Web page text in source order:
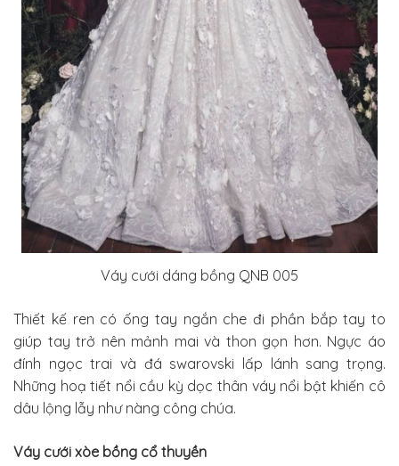
Váy cưới dáng bồng QNB 005
Thiết kế ren có ống tay ngắn che đi phần bắp tay to
giúp tay trở nên mảnh mai và thon gọn hơn. Ngực áo
đính ngọc trai và đá swarovski lấp lánh sang trọng.
Những hoạ tiết nổi cầu kỳ dọc thân váy nổi bật khiến cô
dâu lộng lẫy như nàng công chúa.
Váy cưới xòe bồng cổ thuyền